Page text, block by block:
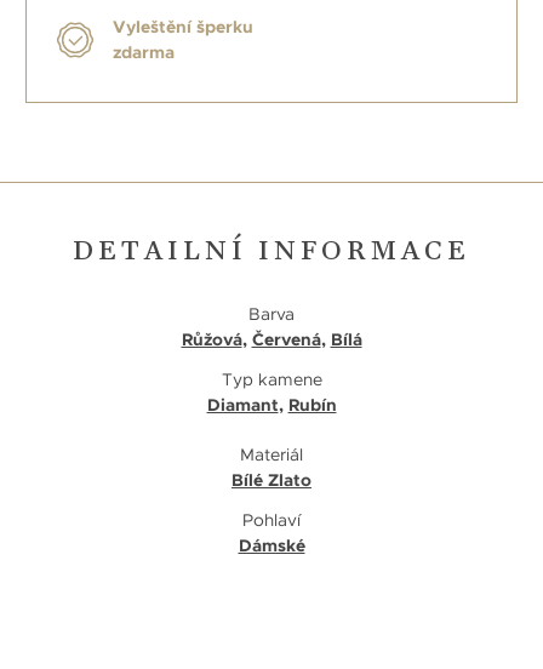
Vyleštění šperku
zdarma
DETAILNÍ INFORMACE
Barva
Růžová, Červená, Bílá
Typ kamene
Diamant, Rubín
Materiál
Bílé Zlato
Pohlaví
Dámské